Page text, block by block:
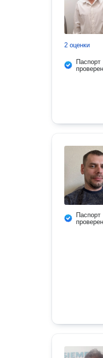
2 оценки
Паспорт
проверен
Паспорт
проверен